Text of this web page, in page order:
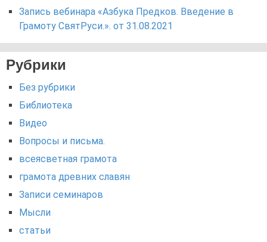
Запись вебинара «Азбука Предков. Введение в
Грамоту СвятРуси.». от 31.08.2021
Рубрики
Без рубрики
Библиотека
Видео
Вопросы и письма.
всеясветная грамота
грамота древних славян
Записи семинаров
Мысли
статьи